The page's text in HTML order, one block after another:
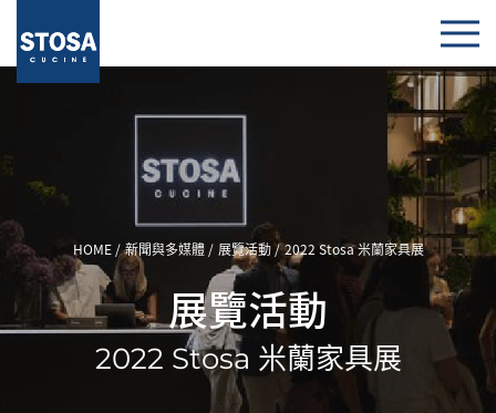
HOME 新聞與多媒體 展覽活動 2022 Stosa 米蘭家具展
展覽活動
2022 Stosa 米蘭家具展